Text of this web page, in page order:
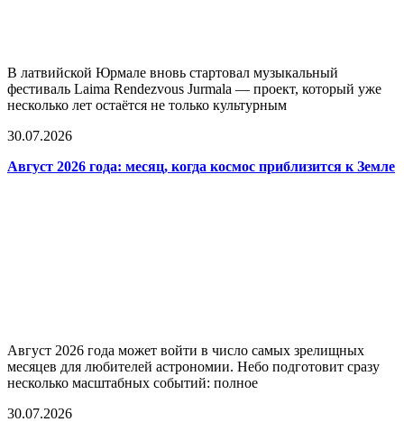
В латвийской Юрмале вновь стартовал музыкальный
фестиваль Laima Rendezvous Jurmala — проект, который уже
несколько лет остаётся не только культурным
30.07.2026
Август 2026 года: месяц, когда космос приблизится к Земле
Август 2026 года может войти в число самых зрелищных
месяцев для любителей астрономии. Небо подготовит сразу
несколько масштабных событий: полное
30.07.2026